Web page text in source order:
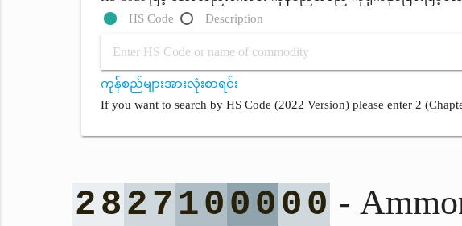
HS Code
Description
ကုန်စည်များအားလုံးစာရင်း
If you want to search by HS Code (2022 Version) please enter 2
2 8 2 7 10 0 0 0 0 -